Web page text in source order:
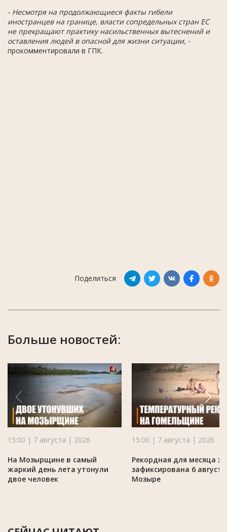
- Несмотря на продолжающиеся факты гибели
иностранцев на границе, власти сопредельных стран ЕС
не прекращают практику насильственных вытеснений и
оставления людей в опасной для жизни ситуации, -
прокомментировали в ГПК.
Поделиться
Больше новостей:
15:00 | 7 августа | 2026
На Мозырщине в самый
жаркий день лета утонули
двое человек
15:00 | 7 августа | 2026
Рекордная для месяца
зафиксирована 6
Мозыре